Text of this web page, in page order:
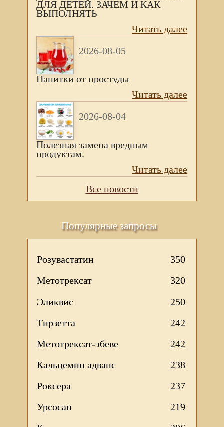
ДЛЯ ДЕТЕЙ. ЗАЧЕМ И КАК
ВЫПОЛНЯТЬ
Читать далее
2026-08-05
Напитки от простуды
Читать далее
2026-08-04
Полезная замена вредным
продуктам.
Читать далее
Все новости
Популярные запросы
Розувастатин
350
Метотрексат
320
Эликвис
250
Тирзетта
242
Метотрексат-эбеве
242
Кальцемин адванс
238
Роксера
237
Урсосан
219